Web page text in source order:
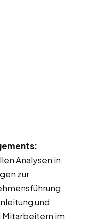
Analysen in
zur
und
Mitarbeitern im